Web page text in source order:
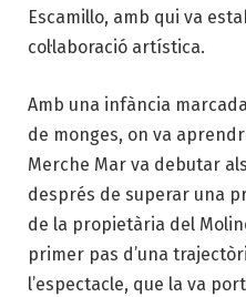
Escamillo, amb qui va
col·laboració artística.
Amb una infància
de monges, on va
Merche Mar va debutar
després de superar una
de la propietària del
primer pas d’una
l’espectacle, que la va